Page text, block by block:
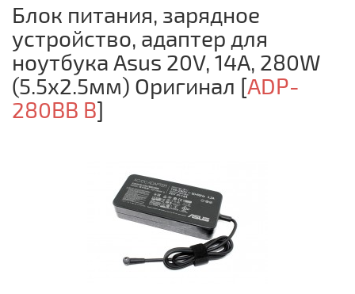
Блок питания, зарядное
устройство, адаптер для
ноутбука Asus 20V, 14A, 280W
(5.5x2.5мм) Оригинал [ADP-
280BB B]